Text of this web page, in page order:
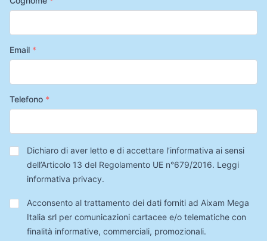
Email *
Telefono *
Privacy*
Dichiaro di aver letto e di accettare l’informativa ai sensi
dell’Articolo 13 del Regolamento UE n°679/2016. Leggi
informativa privacy.
Trattamento
Dati
Acconsento al trattamento dei dati forniti ad Aixam Mega
Italia srl per comunicazioni cartacee e/o telematiche con
finalità informative, commerciali, promozionali.